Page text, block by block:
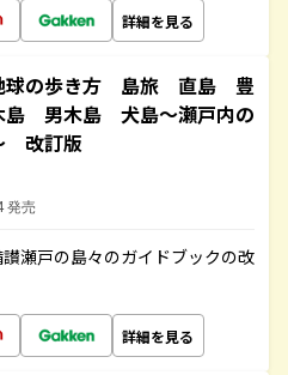
詳細を見る
球の歩き方 島旅 直島 豊
男木島 犬島～瀬戸内の
改訂版
発売
瀬戸の島々のガイドブックの改
詳細を見る